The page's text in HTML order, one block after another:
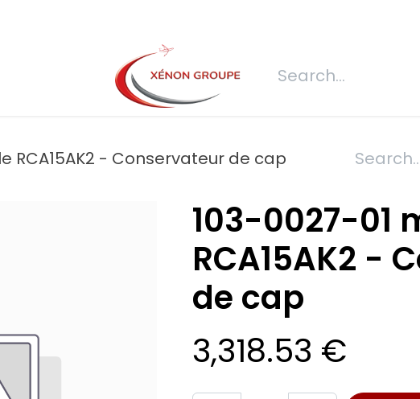
REQUEST FOR QUOTATION Connexion Refection
RCA15AK2 - Conservateur de cap
103-0027-01
RCA15AK2 -
de cap
3,318.53 €